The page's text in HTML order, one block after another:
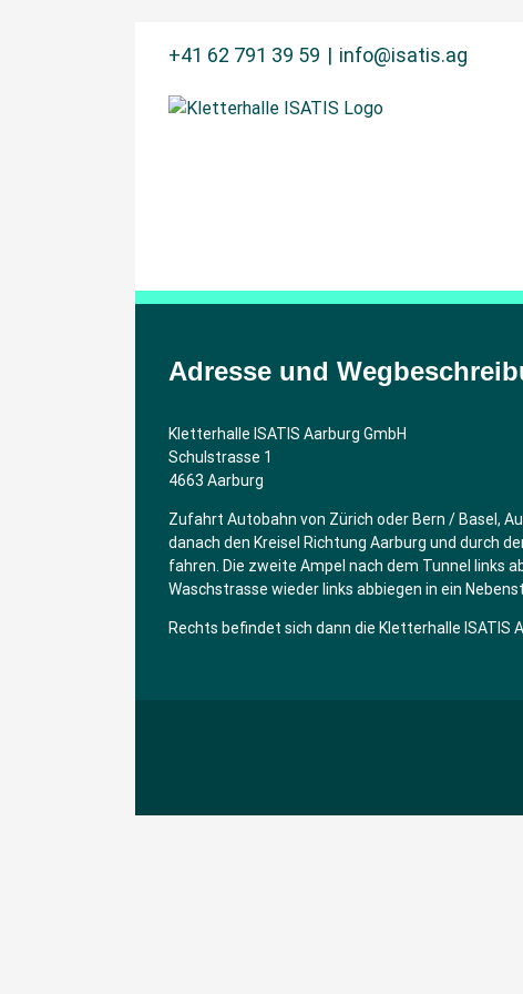
+41 62 791 39 59 | info@isatis.ag
Adresse und
Kletterhalle ISATIS Aarburg GmbH
Schulstrasse 1
4663 Aarburg
Zufahrt Autobahn von Zürich oder Bern / Basel,
danach den Kreisel Richtung Aarburg und durch
fahren. Die zweite Ampel nach dem Tunnel links
Waschstrasse wieder links abbiegen in ein
Rechts befindet sich dann die Kletterhalle ISATIS